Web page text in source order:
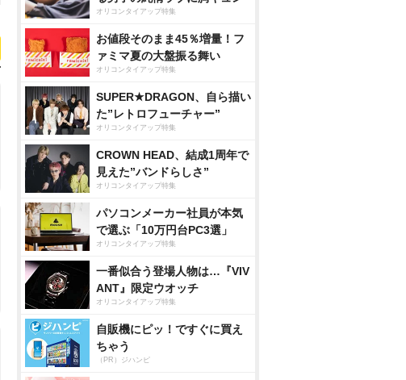
オリコンタイアップ特集
お値段そのまま45％増量！フ
ァミマ夏の大盤振る舞い
オリコンタイアップ特集
SUPER★DRAGON、自ら描い
た”レトロフューチャー”
オリコンタイアップ特集
CROWN HEAD、結成1周年で
見えた”バンドらしさ”
オリコンタイアップ特集
パソコンメーカー社員が本気
で選ぶ「10万円台PC3選」
オリコンタイアップ特集
一番似合う登場人物は…『VIV
ANT』限定ウオッチ
オリコンタイアップ特集
自販機にピッ！ですぐに買え
ちゃう
（PR）ジハンピ